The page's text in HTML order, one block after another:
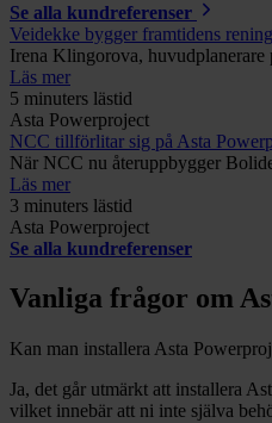
Se alla kundreferenser
Veidekke bygger framtidens
Irena Klingorova, huvudplanerare
Läs mer
5 minuters lästid
Asta Powerproject
NCC tillförlitar sig på Asta
När NCC nu återuppbygger
Läs mer
3 minuters lästid
Asta Powerproject
Se alla kundreferenser
Vanliga frågor om
Kan man installera Asta
Ja, det går utmärkt att installera
vilket innebär att ni inte själva